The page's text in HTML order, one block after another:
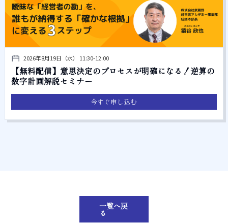
2026年8月19日（水） 11:30-12:00
【無料配信】意思決定のプロセスが明確になる！逆算の
数字計画解説セミナー
今すぐ申し込む
一覧へ戻
る